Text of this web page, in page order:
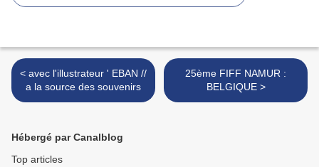
< avec l'illustrateur ' EBAN //
a la source des souvenirs
25ème FIFF NAMUR :
BELGIQUE >
Hébergé par Canalblog
Top articles